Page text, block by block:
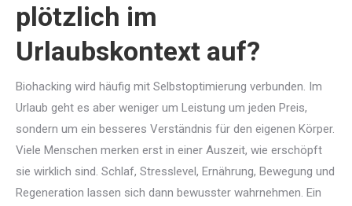
plötzlich im
Urlaubskontext auf?
Biohacking wird häufig mit Selbstoptimierung verbunden. Im
Urlaub geht es aber weniger um Leistung um jeden Preis,
sondern um ein besseres Verständnis für den eigenen Körper.
Viele Menschen merken erst in einer Auszeit, wie erschöpft
sie wirklich sind. Schlaf, Stresslevel, Ernährung, Bewegung und
Regeneration lassen sich dann bewusster wahrnehmen. Ein